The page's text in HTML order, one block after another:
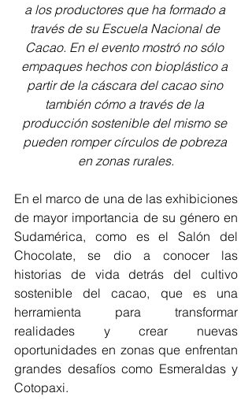
a los productores que ha formado a
través de su Escuela Nacional de
Cacao. En el evento mostró no sólo
empaques hechos con bioplástico a
partir de la cáscara del cacao sino
también cómo a través de la
producción sostenible del mismo se
pueden romper círculos de pobreza
en zonas rurales.
En el marco de una de las exhibiciones
de mayor importancia de su género en
Sudamérica, como es el Salón del
Chocolate, se dio a conocer las
historias de vida detrás del cultivo
sostenible del cacao, que es una
herramienta para transformar
realidades y crear nuevas
oportunidades en zonas que enfrentan
grandes desafíos como Esmeraldas y
Cotopaxi.